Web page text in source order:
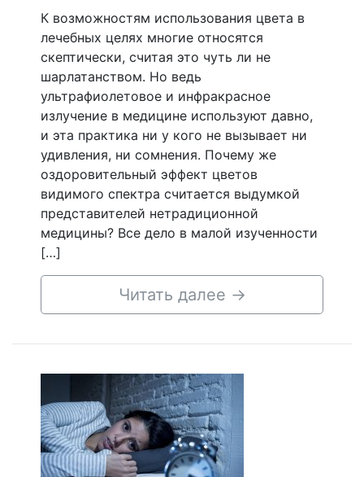
К возможностям использования цвета в
лечебных целях многие относятся
скептически, считая это чуть ли не
шарлатанством. Но ведь
ультрафиолетовое и инфракрасное
излучение в медицине используют давно,
и эта практика ни у кого не вызывает ни
удивления, ни сомнения. Почему же
оздоровительный эффект цветов
видимого спектра считается выдумкой
представителей нетрадиционной
медицины? Все дело в малой изученности
[…]
Читать далее →